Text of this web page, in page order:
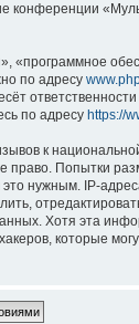
конференции
по адресу
по адресу https://
к
Попытки
нужным. IP-
Хотя эта
которые